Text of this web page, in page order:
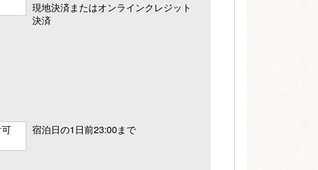
現地決済またはオンラインクレジット
決済
宿泊日の1日前23:00まで